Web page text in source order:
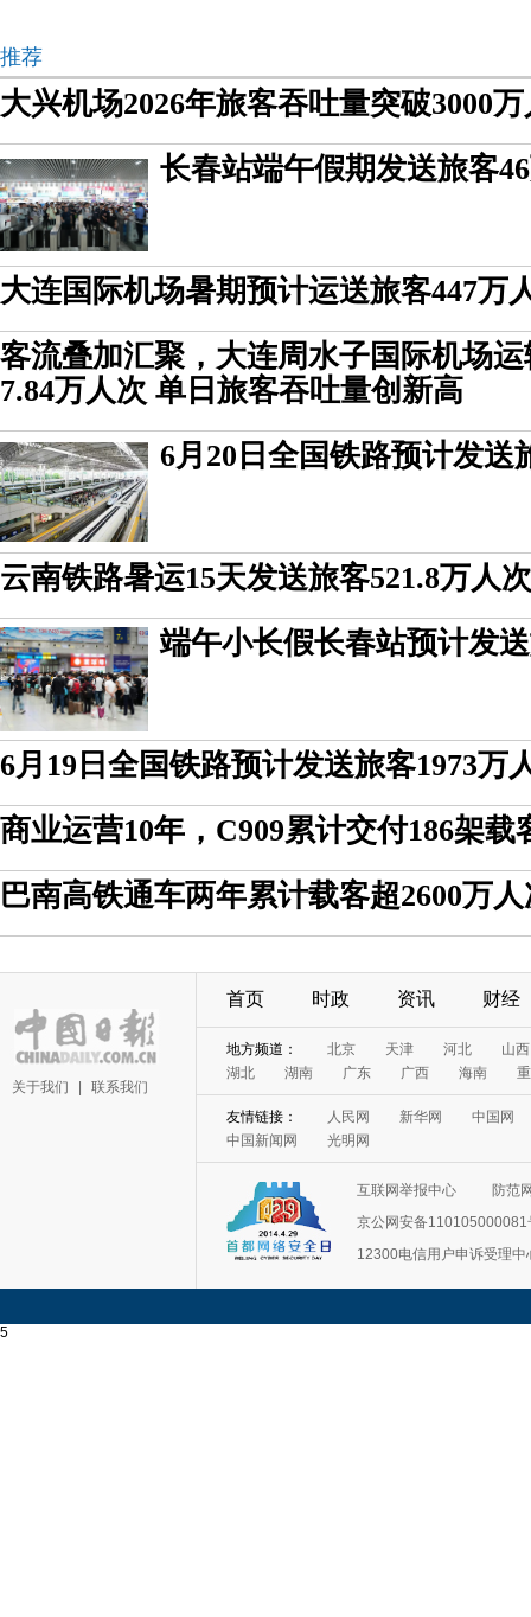
推荐
大兴机场2026年旅客吞吐量突破3000
长春站端午假期发送旅客
大连国际机场暑期预计运送旅客447万
客流叠加汇聚，大连周水子国际机场
7.84万人次 单日旅客吞吐量创新高
6月20日全国铁路预计发送
云南铁路暑运15天发送旅客521.8万人次
端午小长假长春站预计发
6月19日全国铁路预计发送旅客1973万
商业运营10年，C909累计交付186架载
巴南高铁通车两年累计载客超2600万人
关于我们 联系我们
首页 时政 资讯 财经
地方频道： 北京 天津 河北
山西
湖北
湖南 广东 广西 海南
友情链接： 人民网 新华网
中国网
中国新闻网
光明网
互联网举报中心
防范
京公网安备110105000081
12300电信用户申诉受理中
5